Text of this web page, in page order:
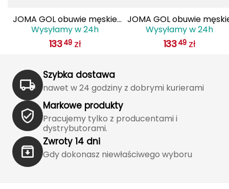
HMS PREMIUM
Hanwag
Hoka
Hydrapak
Hydro Flask
JOMA GOL obuwie męskie
do piłki nożnej lanki
GOLS2501AG czarne
Wysyłamy w 24h
13349 zł
JOMA GOL obuwie
do piłki nożnej lanki
GOLS2509AG żółte
Wysyłamy w 24h
13349 zł
Szybka dostawa
nawet w 24 godziny z dobrymi kurierami
Markowe produkty
Pracujemy tylko z producentami i
dystrybutorami.
Zwroty 14 dni
Gdy dokonasz niewłaściwego wyboru